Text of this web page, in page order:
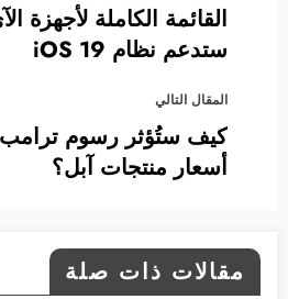
القائمة الكاملة لأجهزة
ستدعم نظام iOS 19
المقال التالي
كيف ستُؤثر رسوم
أسعار منتجات آبل؟
مقالات ذات صلة